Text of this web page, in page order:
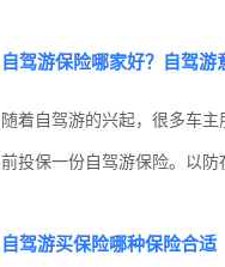
自驾游保险哪家好？自驾游
随着自驾游的兴起，很多车
前投保一份自驾游保险。以防
自驾游买保险哪种保险合适